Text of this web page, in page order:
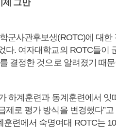
제 그만
군사관후보생(ROTC)에 대
다. 여자대학교의 ROTC들이
결정한 것으로 알려졌기 때
하계훈련과 동계훈련에서
제로 평가 방식을 변경했다”
련에서 숙명여대 ROTC는